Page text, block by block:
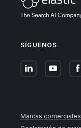
SÍGUENOS
Marcas comerciales